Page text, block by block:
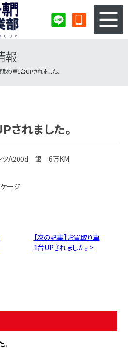
報
取り車1台UPされました。
されました。
ツA200d 銀 6万KM
ージ
【次の記事】お買取り車
1台UPされました。 >